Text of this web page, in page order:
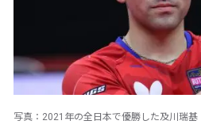
写真：2021年の全日本で優勝した及川瑞